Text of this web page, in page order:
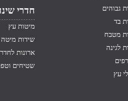
גבוהים
בד
מטבח
לגינה
עץ
חדרי
מיטות עץ
שידות מיטה
ארונות
שטיחים